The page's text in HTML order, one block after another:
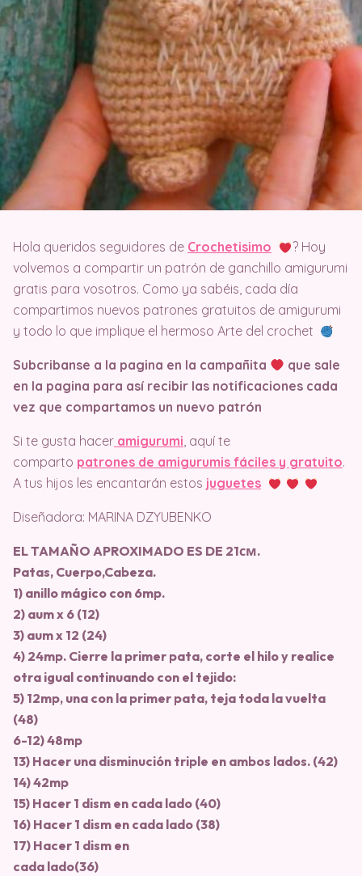
Hola queridos seguidores de Crochetisimo
? Hoy
volvemos a compartir un patrón de ganchillo amigurumi
gratis para vosotros. Como ya sabéis, cada día
compartimos nuevos patrones gratuitos de amigurumi
y todo lo que implique el hermoso Arte del crochet
Subcribanse a la pagina en la campañita
que sale
en la pagina para así recibir las notificaciones cada
vez que compartamos un nuevo patrón
Si te gusta hacer amigurumi, aquí te
comparto patrones de amigurumis fáciles y gratuito.
A tus hijos les encantarán estos juguetes
Diseñadora: MARINA DZYUBENKO
EL TAMAÑO APROXIMADO ES DE 21см.
Patas, Cuerpo,Cabeza.
1) anillo mágico con 6mp.
2) aum x 6 (12)
3) aum x 12 (24)
4) 24mp. Cierre la primer pata, corte el hilo y realice
otra igual continuando con el tejido:
5) 12mp, una con la primer pata, teja toda la vuelta
(48)
6-12) 48mp
13) Hacer una disminución triple en ambos lados. (42)
14) 42mp
15) Hacer 1 dism en cada lado (40)
16) Hacer 1 dism en cada lado (38)
17) Hacer 1 dism en
cada lado(36)